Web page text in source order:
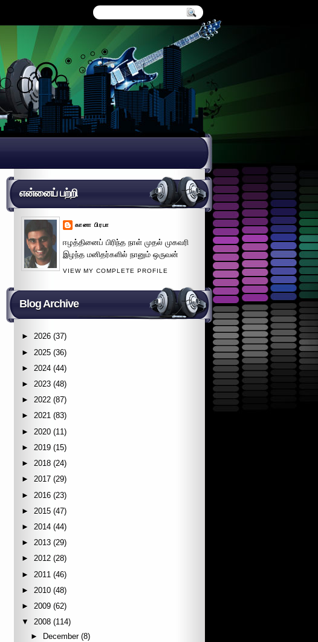
என்னைப் பற்றி
கானா பிரபா
ஈழத்தினைப் பிரிந்த நாள் முதல் முகவரி
இழந்த மனிதர்களில் நானும் ஒருவன்
VIEW MY COMPLETE PROFILE
Blog Archive
► 2026 (37)
► 2025 (36)
► 2024 (44)
► 2023 (48)
► 2022 (87)
► 2021 (83)
► 2020 (11)
► 2019 (15)
► 2018 (24)
► 2017 (29)
► 2016 (23)
► 2015 (47)
► 2014 (44)
► 2013 (29)
► 2012 (28)
► 2011 (46)
► 2010 (48)
► 2009 (62)
▼
2008 (114)
►
December (8)